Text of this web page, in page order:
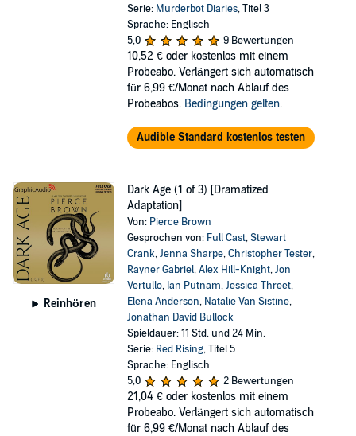
Serie: Murderbot Diaries, Titel 3
Sprache: Englisch
5,0
9 Bewertungen
10,52 € oder kostenlos mit einem
Probeabo. Verlängert sich automatisch
für 6,99 €/Monat nach Ablauf des
Probeabos. Bedingungen gelten.
Audible Standard kostenlos testen
Reinhören
Dark Age (1 of 3) [Dramatized
Adaptation]
Von: Pierce Brown
Gesprochen von: Full Cast,Stewart
Crank,Jenna Sharpe,Christopher Tester,
Rayner Gabriel,Alex Hill-Knight,Jon
Vertullo, Ian Putnam,Jessica Threet,
Elena Anderson, Natalie Van Sistine,
Jonathan David Bullock
Spieldauer: 11 Std. und 24 Min.
Serie: Red Rising, Titel 5
Sprache: Englisch
5,0
2 Bewertungen
21,04 € oder kostenlos mit einem
Probeabo. Verlängert sich automatisch
für 6,99 €/Monat nach Ablauf des